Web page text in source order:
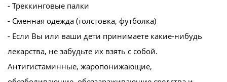
- Треккинговые палки
- Сменная одежда (толстовка, футболка)
- Если Вы или ваши дети принимаете какие-нибудь
лекарства, не забудьте их взять с собой.
Антигистаминные, жаропонижающие,